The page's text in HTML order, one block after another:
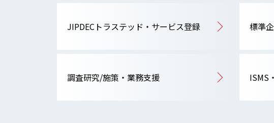
JIPDECトラステッド・サービス登録 標準
調査研究/施策・業務支援 ISMS